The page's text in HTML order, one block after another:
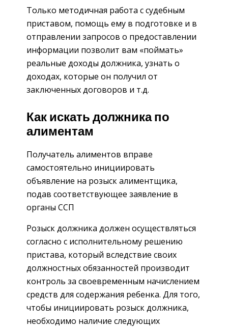
Только методичная работа с судебным
приставом, помощь ему в подготовке и в
отправлении запросов о предоставлении
информации позволит вам «поймать»
реальные доходы должника, узнать о
доходах, которые он получил от
заключенных договоров и т.д.
Как искать должника по
алиментам
Получатель алиментов вправе
самостоятельно инициировать
объявление на розыск алиментщика,
подав соответствующее заявление в
органы ССП
Розыск должника должен осуществляться
согласно с исполнительному решению
пристава, который вследствие своих
должностных обязанностей производит
контроль за своевременным начислением
средств для содержания ребенка. Для того,
чтобы инициировать розыск должника,
необходимо наличие следующих